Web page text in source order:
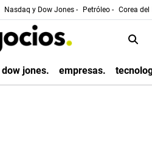
Nasdaq y Dow Jones - Petróleo - Corea
dow jones. empresas.